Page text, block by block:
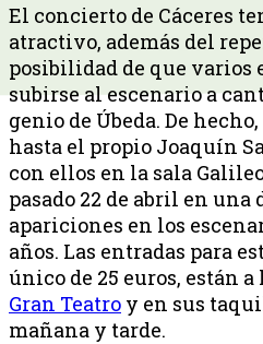
El concierto de Cáceres
atractivo, además del
posibilidad de que varios
subirse al escenario a
genio de Úbeda. De
hasta el propio Joaquín
con ellos en la sala
pasado 22 de abril en una
apariciones en los
años. Las entradas para
único de 25 euros, están
Gran Teatro y en sus
mañana y tarde.